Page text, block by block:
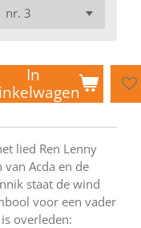
In
lied Ren Lenny
van Acda en de
staat de wind
voor een vader
overleden: